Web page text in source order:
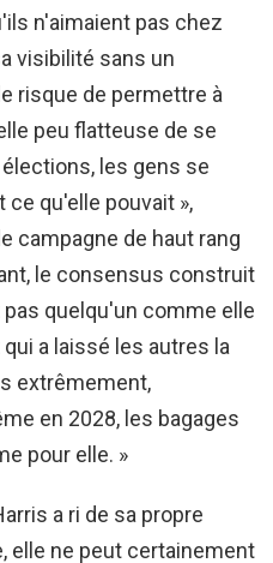
n'aimaient pas chez
visibilité sans un
risque de permettre à
peu flatteuse de se
les gens se
ce qu'elle pouvait »,
campagne de haut rang
le consensus construit
quelqu'un comme elle
a laissé les autres la
extrêmement,
en 2028, les bagages
pour elle. »
a ri de sa propre
elle ne peut certainement